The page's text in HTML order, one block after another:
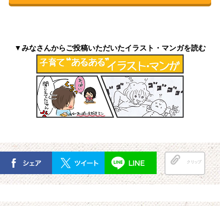
▼みなさんからご投稿いただいたイラスト・マンガを読む
クリップ